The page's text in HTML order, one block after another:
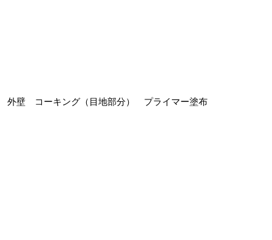
外壁 コーキング（目地部分） プライマー塗布